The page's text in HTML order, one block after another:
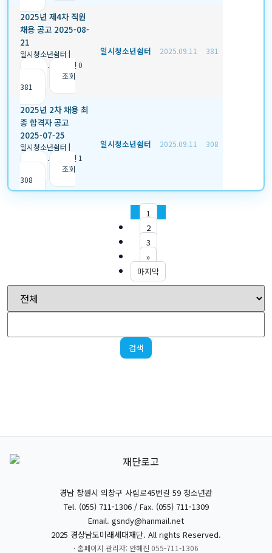
2025년 제4차 직원
채용 공고 2025-08-
21
일시청소년쉼터 |
2025.09.11
추천 0
조회
381
일시청소년쉼터 2025.09.11 381
2025년 2차 채용 최
종 합격자 공고
2025-07-25
일시청소년쉼터 |
2025.09.11
추천 1
조회
308
일시청소년쉼터 2025.09.11 308
1
2
3
»
마지막
검색
경남 창원시 의창구 사림로45번길 59 청소년관
Tel. (055) 711-1306 / Fax. (055) 711-1309
Email. gsndy@hanmail.net
2025 경상남도미래세대재단. All rights Reserved.
· 홈페이지 관리자: 안혜진 055-711-1306